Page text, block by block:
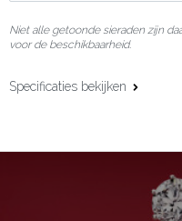
Niet alle getoonde sieraden zijn
voor de beschikbaarheid.
Specificaties bekijken